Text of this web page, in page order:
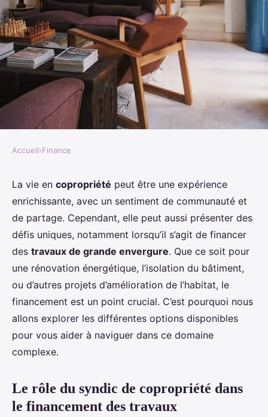
Quelle est la meilleure façon de
financer des travaux de grande
envergure dans une copropriété
?
Maryam•2 mai 2024• 6 min de lecture
Accueil›Finance
La vie en copropriété peut être une expérience
enrichissante, avec un sentiment de communauté et
de partage. Cependant, elle peut aussi présenter des
défis uniques, notamment lorsqu’il s’agit de financer
des travaux de grande envergure. Que ce soit pour
une rénovation énergétique, l’isolation du bâtiment,
ou d’autres projets d’amélioration de l’habitat, le
financement est un point crucial. C’est pourquoi nous
allons explorer les différentes options disponibles
pour vous aider à naviguer dans ce domaine
complexe.
Le rôle du syndic de copropriété dans
le financement des travaux